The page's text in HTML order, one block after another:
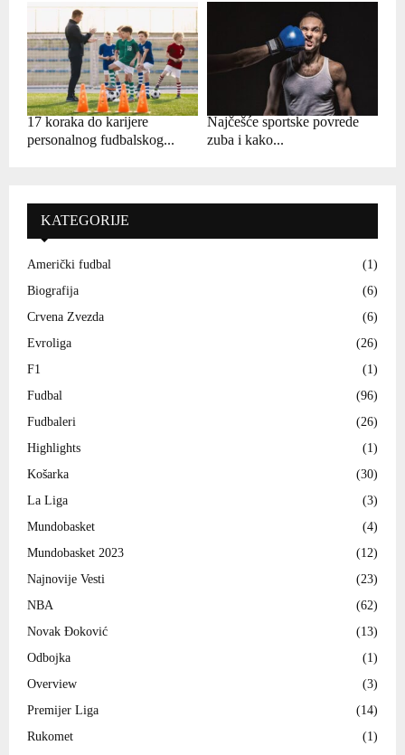
17 koraka do karijere
personalnog fudbalskog...
Najčešće sportske povrede
zuba i kako...
KATEGORIJE
Američki fudbal
(1)
Biografija
(6)
Crvena Zvezda
(6)
Evroliga
(26)
F1
(1)
Fudbal
(96)
Fudbaleri
(26)
Highlights
(1)
Košarka
(30)
La Liga
(3)
Mundobasket
(4)
Mundobasket 2023
(12)
Najnovije Vesti
(23)
NBA
(62)
Novak Đoković
(13)
Odbojka
(1)
Overview
(3)
Premijer Liga
(14)
Rukomet
(1)